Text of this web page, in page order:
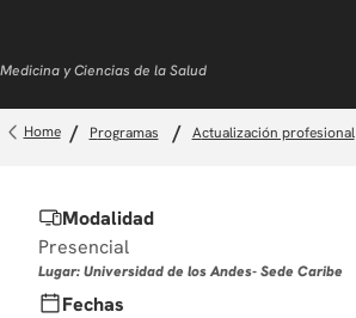
6.
liderazgo
7.
inglés
10. marketing
Medicina y Ciencias de la Salud
programas actualización profesional
Modalidad
Presencial
Lugar: Universidad de los Andes- Sede Caribe
Fechas